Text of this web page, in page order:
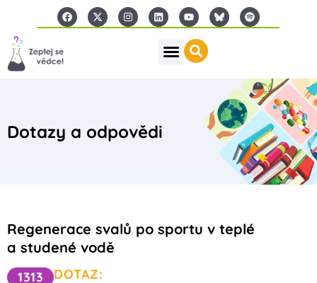
Dotazy a odpovědi
Regenerace svalů po sportu v teplé
a studené vodě
1313 DOTAZ: